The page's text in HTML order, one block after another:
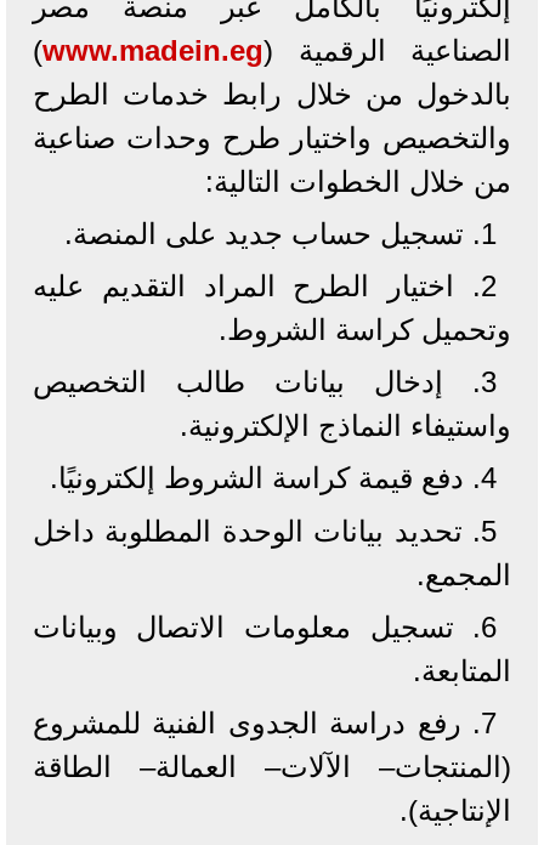
الصناعية الرقمية (www.madein.eg
)
بالدخول من خلال رابط خدمات الطرح
والتخصيص واختيار طرح وحدات صناعية
من خلال الخطوات التالية:
1. تسجيل حساب جديد على المنصة.
2. اختيار الطرح المراد التقديم عليه
وتحميل كراسة الشروط.
3. إدخال بيانات طالب التخصيص
واستيفاء النماذج الإلكترونية.
4. دفع قيمة كراسة الشروط إلكترونيًا.
5. تحديد بيانات الوحدة المطلوبة داخل
المجمع.
6. تسجيل معلومات الاتصال وبيانات
المتابعة.
7. رفع دراسة الجدوى الفنية للمشروع
(المنتجات– الآلات– العمالة– الطاقة
الإنتاجية).